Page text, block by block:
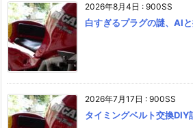
2026年8月4日 : 900SS
白すぎるプラグの謎、AIと
2026年7月17日 : 900SS
タイミングベルト交換DIY